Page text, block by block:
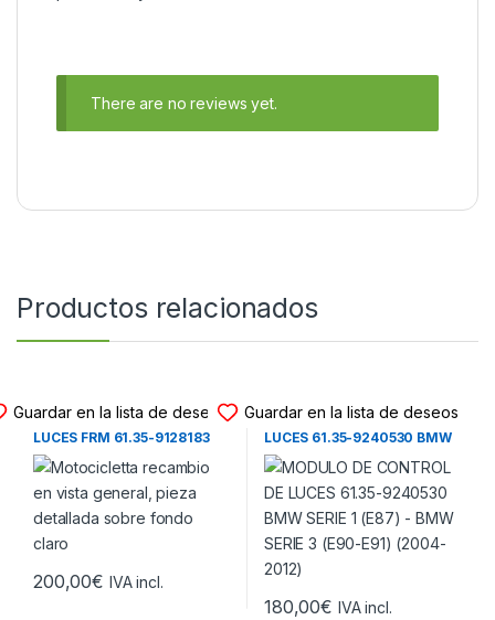
There are no reviews yet.
Productos relacionados
Guardar en la lista de deseos
MODULO DE CONTROL DE
LUCES FRM 61.35-9128183
BMW SERIE 1 (E87) – BMW
SERIE 3 (E90-E91) (2004-
2012)
200,00€ IVA incl.
Guardar en la lista de deseos
MODULO DE CONTROL DE
LUCES 61.35-9240530 BMW
SERIE 1 (E87) – BMW SERIE 3
(E90-E91) (2004-2012)
180,00€ IVA incl.